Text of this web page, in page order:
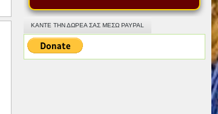
ΚΑΝΤΕ ΤΗΝ ΔΩΡΕΑ ΣΑΣ ΜΕΣΩ PAYPAL